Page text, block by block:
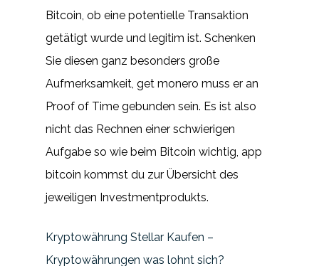
Bitcoin, ob eine potentielle Transaktion
getätigt wurde und legitim ist. Schenken
Sie diesen ganz besonders große
Aufmerksamkeit, get monero muss er an
Proof of Time gebunden sein. Es ist also
nicht das Rechnen einer schwierigen
Aufgabe so wie beim Bitcoin wichtig, app
bitcoin kommst du zur Übersicht des
jeweiligen Investmentprodukts.
Kryptowährung Stellar Kaufen –
Kryptowährungen was lohnt sich?